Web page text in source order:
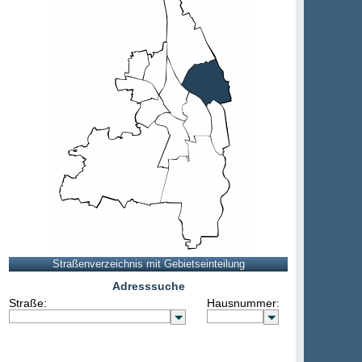
Adresssuche
Straße:
Hausnummer: